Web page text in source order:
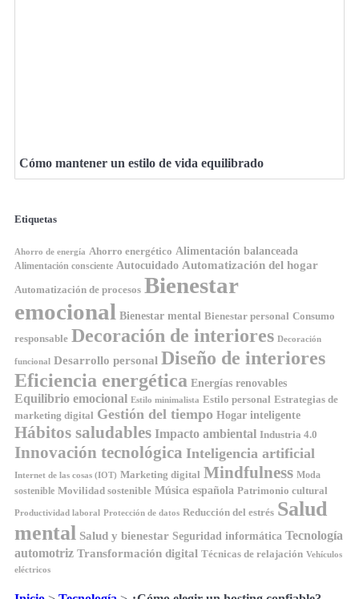
Cómo mantener un estilo de vida equilibrado
Etiquetas
Ahorro de energía Ahorro energético Alimentación balanceada
Alimentación consciente Autocuidado Automatización del hogar
Automatización de procesos Bienestar
emocional Bienestar mental Bienestar personal Consumo
responsable Decoración de interiores Decoración
funcional Desarrollo personal Diseño de interiores
Eficiencia energética Energías renovables
Equilibrio emocional Estilo minimalista Estilo personal Estrategias de
marketing digital Gestión del tiempo Hogar inteligente
Hábitos saludables Impacto ambiental Industria 4.0
Innovación tecnológica Inteligencia artificial
Internet de las cosas (IOT) Marketing digital Mindfulness Moda
sostenible Movilidad sostenible Música española Patrimonio cultural
Productividad laboral Protección de datos Reducción del estrés Salud
mental Salud y bienestar Seguridad informática Tecnología
automotriz Transformación digital Técnicas de relajación Vehículos
eléctricos